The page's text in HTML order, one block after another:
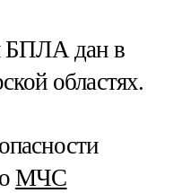
БПЛА дан в
областях.
МЧС